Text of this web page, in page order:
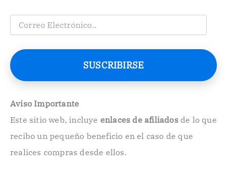
C
e
o
e
t
ó
n
SUSCRIBIRSE
Aviso Importante
Este sitio web, incluye enlaces de afiliadosde lo que
recibo un pequeño beneficio en el caso de que
realices compras desde ellos.